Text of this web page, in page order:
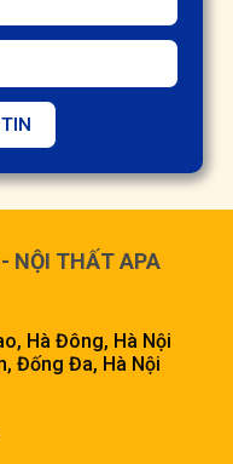
NỘI THẤT APA
Hà Đông, Hà Nội
Đống Đa, Hà Nội